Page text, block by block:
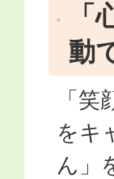
動
「
をキ
ん」